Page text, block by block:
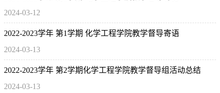
2024-03-12
2022-2023学年 第1学期 化学工程学院教学督导寄语
2024-03-13
2022-2023学年 第2学期​化学工程学院教学督导组活动总结
2024-03-13